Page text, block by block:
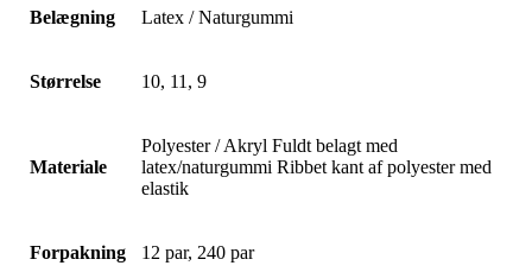
Belægning Latex / Naturgummi
Størrelse 10, 11, 9
Materiale
Polyester / Akryl Fuldt belagt med
latex/naturgummi Ribbet kant af polyester med
elastik
Forpakning 12 par, 240 par